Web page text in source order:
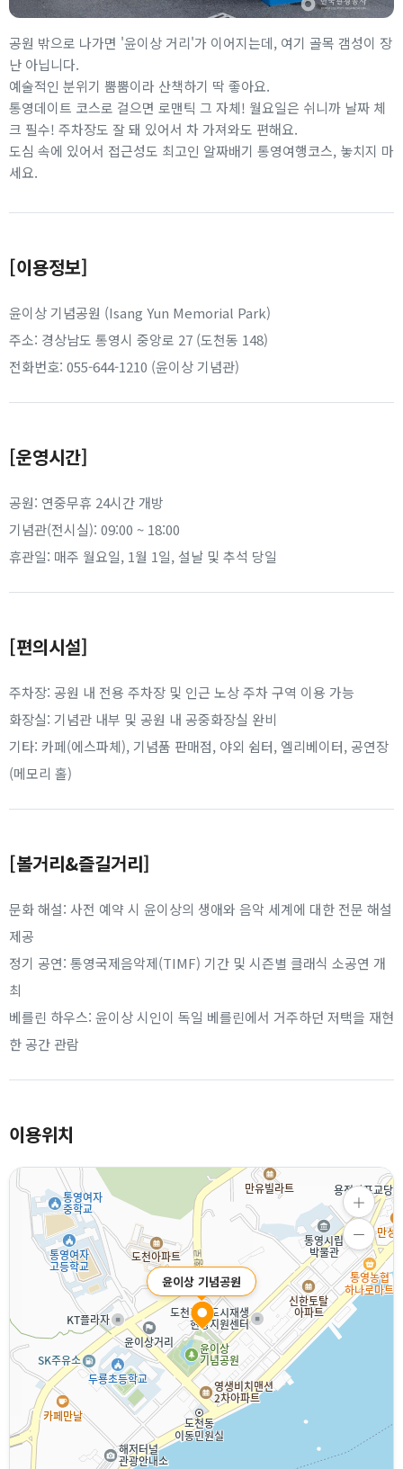
공원 밖으로 나가면 '윤이상 거리'가 이어지는데, 여기 골목 갬성이 장
난 아닙니다.
예술적인 분위기 뿜뿜이라 산책하기 딱 좋아요.
통영데이트 코스로 걸으면 로맨틱 그 자체! 월요일은 쉬니까 날짜 체
크 필수! 주차장도 잘 돼 있어서 차 가져와도 편해요.
도심 속에 있어서 접근성도 최고인 알짜배기 통영여행코스, 놓치지 마
세요.
[이용정보]
윤이상 기념공원 (Isang Yun Memorial Park)
주소: 경상남도 통영시 중앙로 27 (도천동 148)
전화번호: 055-644-1210 (윤이상 기념관)
[운영시간]
공원: 연중무휴 24시간 개방
기념관(전시실): 09:00 ~ 18:00
휴관일: 매주 월요일, 1월 1일, 설날 및 추석 당일
[편의시설]
주차장: 공원 내 전용 주차장 및 인근 노상 주차 구역 이용 가능
화장실: 기념관 내부 및 공원 내 공중화장실 완비
기타: 카페(에스파체), 기념품 판매점, 야외 쉼터, 엘리베이터, 공연장
(메모리 홀)
[볼거리&즐길거리]
문화 해설: 사전 예약 시 윤이상의 생애와 음악 세계에 대한 전문 해설
제공
정기 공연: 통영국제음악제(TIMF) 기간 및 시즌별 클래식 소공연 개
최
베를린 하우스: 윤이상 시인이 독일 베를린에서 거주하던 저택을 재현
한 공간 관람
이용위치
윤이상 기념공원